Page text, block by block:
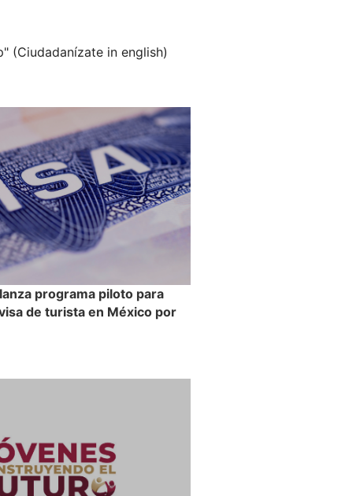
(Ciudadanízate in english)
programa piloto para
de turista en México por